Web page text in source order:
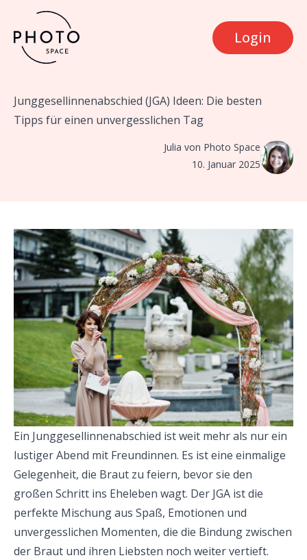
Login
Junggesellinnenabschied (JGA) Ideen: Die besten
Tipps für einen unvergesslichen Tag
Julia von Photo Space
10. Januar 2025
Ein Junggesellinnenabschied ist weit mehr als nur ein
lustiger Abend mit Freundinnen. Es ist eine einmalige
Gelegenheit, die Braut zu feiern, bevor sie den
großen Schritt ins Eheleben wagt. Der JGA ist die
perfekte Mischung aus Spaß, Emotionen und
unvergesslichen Momenten, die die Bindung zwischen
der Braut und ihren Liebsten noch weiter vertieft.